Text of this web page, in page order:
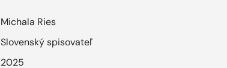
Michala Ries
Slovenský spisovateľ
2025